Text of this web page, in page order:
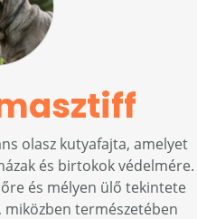
olasz kutyafajta, amelyet
és birtokok védelmére.
és mélyen ülő tekintete
természetében